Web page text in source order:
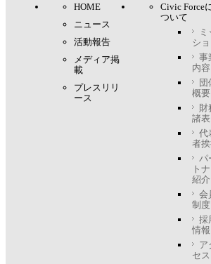
HOME
ニュース
活動報告
メディア掲
載
プレスリリ
ース
Civic Force
ついて
ミ
シ
事
内容
団
概要
財
諸表
代
者
パ
ト
紹介
会
制度
採
情報
ア
セス